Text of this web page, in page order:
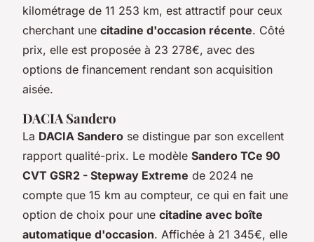
kilométrage de 11 253 km, est attractif pour ceux
cherchant une citadine d'occasion récente. Côté
prix, elle est proposée à 23 278€, avec des
options de financement rendant son acquisition
aisée.
DACIA Sandero
La DACIA Sandero se distingue par son excellent
rapport qualité-prix. Le modèle Sandero TCe 90
CVT GSR2 - Stepway Extreme de 2024 ne
compte que 15 km au compteur, ce qui en fait une
option de choix pour une citadine avec boîte
automatique d'occasion. Affichée à 21 345€, elle